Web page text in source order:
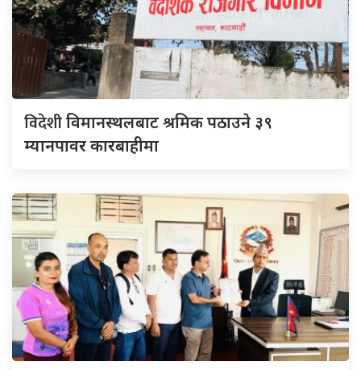
विदेशीविमानस्थलबाट श्रमिक पठाउने ३९
म्यानपावर कारबाहीमा